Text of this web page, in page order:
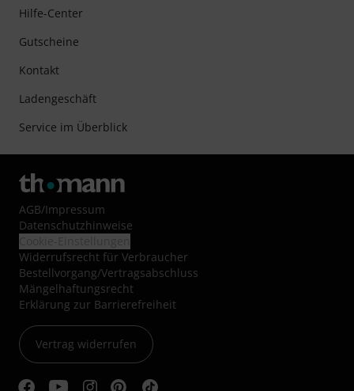
Hilfe-Center
Gutscheine
Kontakt
Ladengeschäft
Service im Überblick
AGB/Impressum
Datenschutzhinweise
Widerrufsrecht für Verbraucher
Bestellvorgang/Vertragsabschluss
Mängelhaftungsrecht
Erklärung zur Barrierefreiheit
Vertrag widerrufen